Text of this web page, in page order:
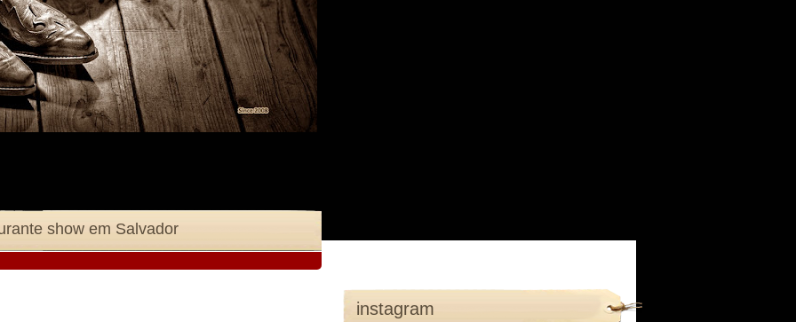
show em Salvador
instagram